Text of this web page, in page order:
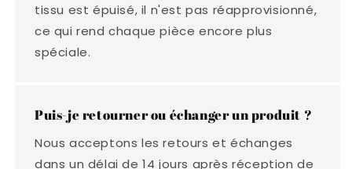
tissu est épuisé, il n'est pas réapprovisionné,
ce qui rend chaque pièce encore plus
spéciale.
Puis-je retourner ou échanger un produit ?
Nous acceptons les retours et échanges
dans un délai de 14 jours après réception de